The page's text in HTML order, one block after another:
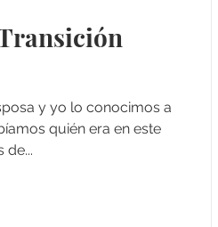
y yo lo conocimos a
quién era en este
de...